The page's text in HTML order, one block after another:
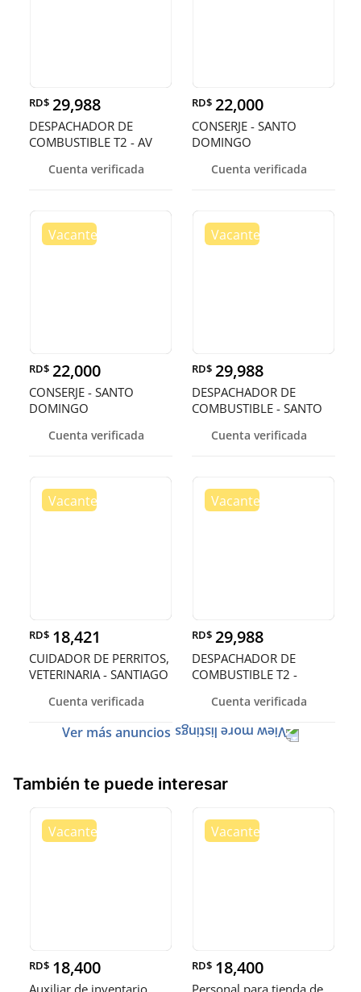
RD$ 29,988
DESPACHADOR DE
COMBUSTIBLE T2 - AV
Cuenta verificada
RD$ 22,000
CONSERJE - SANTO
DOMINGO
Cuenta verificada
RD$ 22,000
CONSERJE - SANTO
DOMINGO
Cuenta verificada
RD$ 29,988
DESPACHADOR DE
COMBUSTIBLE - SANTO
Cuenta verificada
RD$ 18,421
CUIDADOR DE PERRITOS,
VETERINARIA - SANTIAGO
Cuenta verificada
RD$ 29,988
DESPACHADOR DE
COMBUSTIBLE T2 -
Cuenta verificada
Ver más anuncios
También te puede interesar
RD$ 18,400
Auxiliar de inventario
RD$ 18,400
Personal para tienda de